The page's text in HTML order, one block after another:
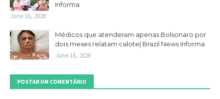
Informa
June 16, 2026
Médicos que atenderam apenas Bolsonaro por
dois meses relatam calote| Brazil News Informa
June 16, 2026
POSTAR UM COMENTÁRIO